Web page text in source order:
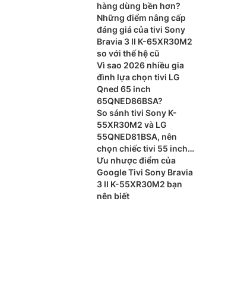
hàng dùng bền hơn?
Những điểm nâng cấp
đáng giá của tivi Sony
Bravia 3 II K-65XR30M2
so với thế hệ cũ
Vì sao 2026 nhiều gia
đình lựa chọn tivi LG
Qned 65 inch
65QNED86BSA?
So sánh tivi Sony K-
55XR30M2 và LG
55QNED81BSA, nên
chọn chiếc tivi 55 inch
nào?
Ưu nhược điểm của
Google Tivi Sony Bravia
3 II K-55XR30M2 bạn
nên biết